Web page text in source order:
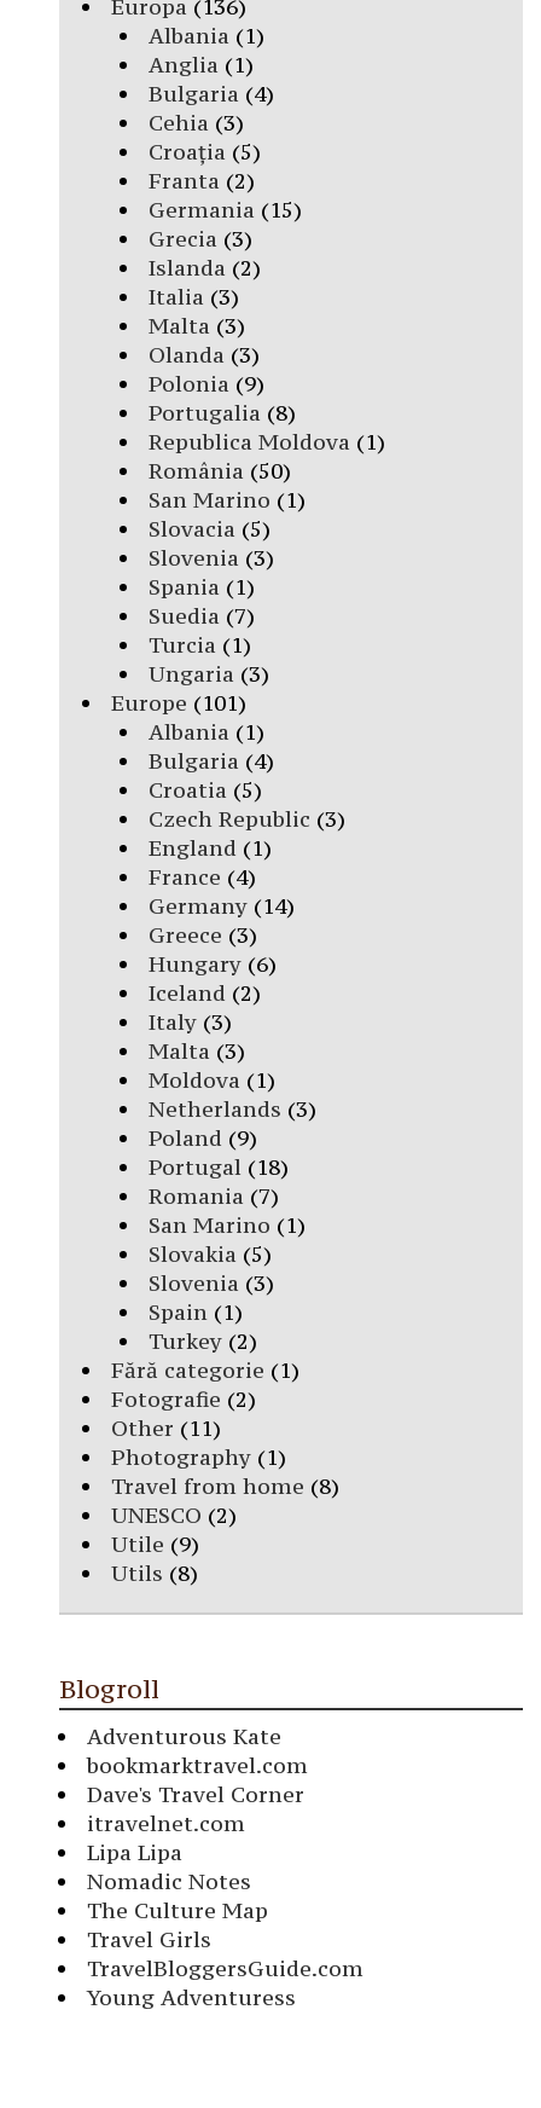
Europa (136)
Albania (1)
Anglia (1)
Bulgaria (4)
Cehia (3)
Croația (5)
Franta (2)
Germania (15)
Grecia (3)
Islanda (2)
Italia (3)
Malta (3)
Olanda (3)
Polonia (9)
Portugalia (8)
Republica Moldova (1)
România (50)
San Marino (1)
Slovacia (5)
Slovenia (3)
Spania (1)
Suedia (7)
Turcia (1)
Ungaria (3)
Europe (101)
Albania (1)
Bulgaria (4)
Croatia (5)
Czech Republic (3)
England (1)
France (4)
Germany(14)
Greece (3)
Hungary(6)
Iceland (2)
Italy(3)
Malta (3)
Moldova (1)
Netherlands (3)
Poland (9)
Portugal(18)
Romania (7)
San Marino (1)
Slovakia (5)
Slovenia (3)
Spain(1)
Turkey(2)
Fără categorie (1)
Fotografie (2)
Other (11)
Photography (1)
Travel from home (8)
UNESCO (2)
Utile (9)
Utils (8)
Blogroll
Adventurous Kate
bookmarktravel.com
Dave's Travel Corner
itravelnet.com
Lipa Lipa
Nomadic Notes
The Culture Map
Travel Girls
TravelBloggersGuide.com
Young Adventuress